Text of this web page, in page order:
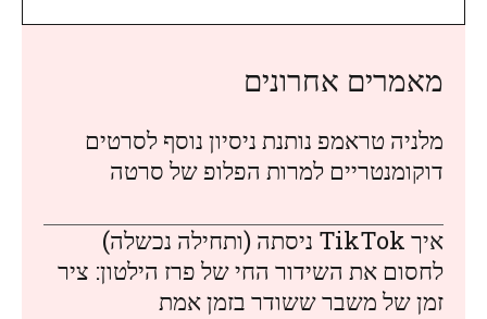
מאמרים אחרונים
מלניה טראמפ נותנת ניסיון נוסף לסרטים
דוקומנטריים למרות הפלופ של סרטה
איך TikTok ניסתה (ותחילה נכשלה)
לחסום את השידור החי של פרז הילטון: ציר
זמן של משבר ששודר בזמן אמת